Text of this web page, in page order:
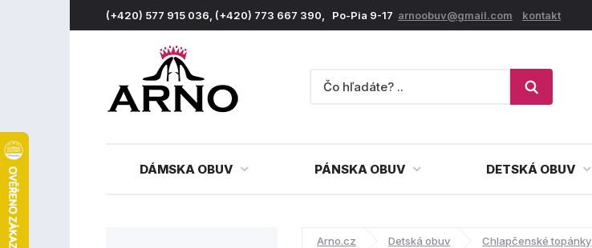
(+420) 577 915 036, (+420) 773 667 390, Po-Pia 9-17 arnoobuv@gmail.com kontakt
DÁMSKA OBUV PÁNSKA OBUV DETSKÁ OBUV
Arno.cz Detská obuv Chlapčenské topánky